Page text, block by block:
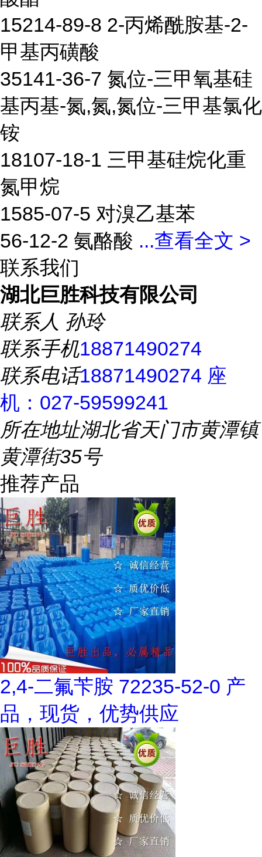
15214-89-8 2-丙烯酰胺基-2-
甲基丙磺酸
35141-36-7 氮位-三甲氧基硅
基丙基-氮,氮,氮位-三甲基氯化
铵
18107-18-1 三甲基硅烷化重
氮甲烷
1585-07-5 对溴乙基苯
56-12-2 氨酪酸 ...查看全文 >
联系我们
湖北巨胜科技有限公司
联系人 孙玲
联系手机18871490274
联系电话18871490274 座
机：027-59599241
所在地址湖北省天门市黄潭镇
黄潭街35号
推荐产品
2,4-二氟苄胺 72235-52-0 产
品，现货，优势供应